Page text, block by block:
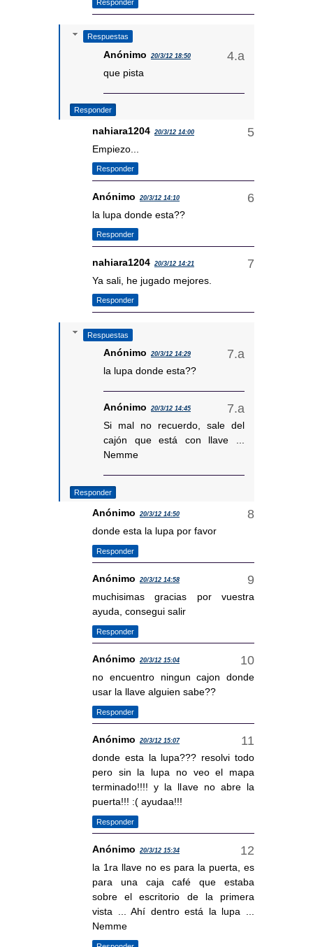
Responder
Respuestas
Anónimo 20/3/12 18:50
que pista
Responder
nahiara1204 20/3/12 14:00
Empiezo...
Responder
Anónimo 20/3/12 14:10
la lupa donde esta??
Responder
nahiara1204 20/3/12 14:21
Ya sali, he jugado mejores.
Responder
Respuestas
Anónimo 20/3/12 14:29
la lupa donde esta??
Anónimo 20/3/12 14:45
Si mal no recuerdo, sale del
cajón que está con llave ...
Nemme
Responder
Anónimo 20/3/12 14:50
donde esta la lupa por favor
Responder
Anónimo 20/3/12 14:58
muchisimas gracias por vuestra
ayuda, consegui salir
Responder
Anónimo 20/3/12 15:04
no encuentro ningun cajon donde
usar la llave alguien sabe??
Responder
Anónimo 20/3/12 15:07
donde esta la lupa??? resolvi todo
pero sin la lupa no veo el mapa
terminado!!!! y la llave no abre la
puerta!!! :( ayudaa!!!
Responder
Anónimo 20/3/12 15:34
la 1ra llave no es para la puerta, es
para una caja café que estaba
sobre el escritorio de la primera
vista ... Ahí dentro está la lupa ...
Nemme